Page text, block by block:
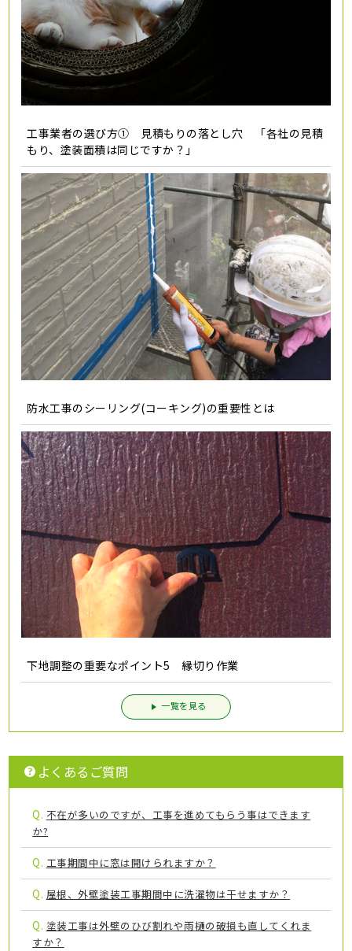
工事業者の選び方① 見積もりの落とし穴 「各社の見積
もり、塗装面積は同じですか？」
防水工事のシーリング(コーキング)の重要性とは
下地調整の重要なポイント5 縁切り作業
一覧を見る
よくあるご質問
Q. 不在が多いのですが、工事を進めてもらう事はできます
か?
Q. 工事期間中に窓は開けられますか？
Q. 屋根、外壁塗装工事期間中に洗濯物は干せますか？
Q. 塗装工事は外壁のひび割れや雨樋の破損も直してくれま
すか？